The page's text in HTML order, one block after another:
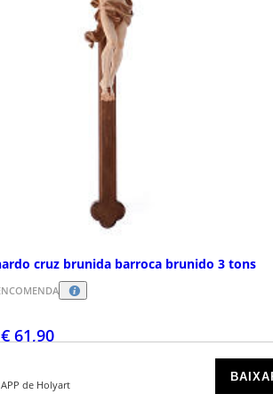
de Holyart
cruz brunida barroca brunido 3 tons
€ 61,90